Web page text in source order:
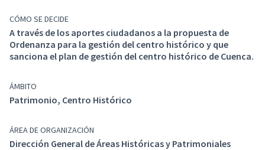
Patrimoniales ha elaborado la presente ordenanza, que
busca normar el procedimiento y la gestión para la
protección, conservación, salvaguarda y difusión del
patrimonio cultural, así como también el control
Centro Histórico de Cuenca, el Conjunto Urbano
Arquitectónico de Cristo Rey de Cullca, demás Áreas
finalidad de alcanzar un desarrollar armónico de
acuerdo a una planificación integral, y propender al
CÓMO SE DECIDE
A través de los aportes ciudadanos a la propuesta de
Ordenanza para la gestión del centro histórico y que
sanciona el plan de gestión del centro histórico de Cuenca.
ÁMBITO
Patrimonio, Centro Histórico
ÁREA DE ORGANIZACIÓN
Dirección General de Áreas Históricas y Patrimoniales